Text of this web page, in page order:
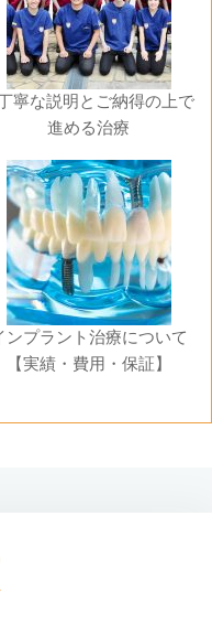
寧な説明とご納得の上で
進める治療
ンプラント治療について
【実績・費用・保証】